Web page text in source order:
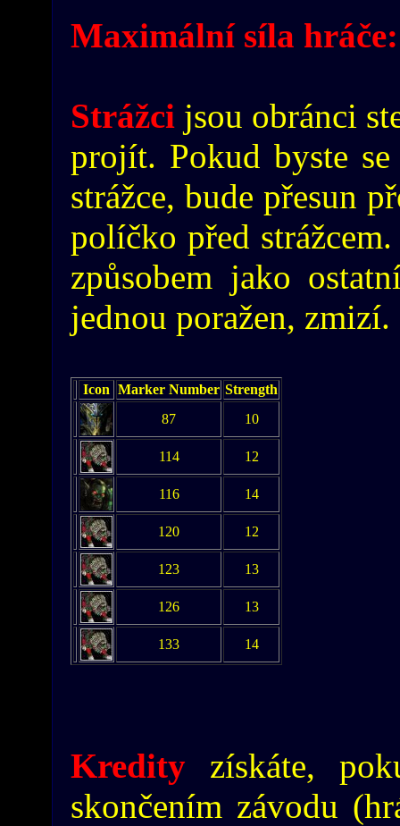
Maximální síla hráče:
Strážci jsou obránci
projít. Pokud byste
strážce, bude přesun
políčko před
způsobem jako
jednou poražen, zmizí.
Icon Marker Number Strength
87
10
114 12
116 14
120 12
123 13
126 13
133 14
Kredity získáte,
skončením závodu